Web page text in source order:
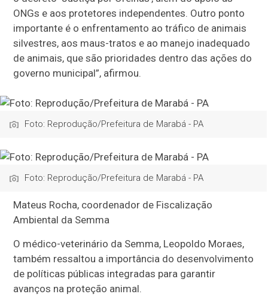
ONGs e aos protetores independentes. Outro ponto
importante é o enfrentamento ao tráfico de animais
silvestres, aos maus-tratos e ao manejo inadequado
de animais, que são prioridades dentro das ações do
governo municipal”, afirmou.
Foto: Reprodução/Prefeitura de Marabá - PA
Foto: Reprodução/Prefeitura de Marabá - PA
Mateus Rocha, coordenador de Fiscalização
Ambiental da Semma
O médico-veterinário da Semma, Leopoldo Moraes,
também ressaltou a importância do desenvolvimento
de políticas públicas integradas para garantir
avanços na proteção animal.